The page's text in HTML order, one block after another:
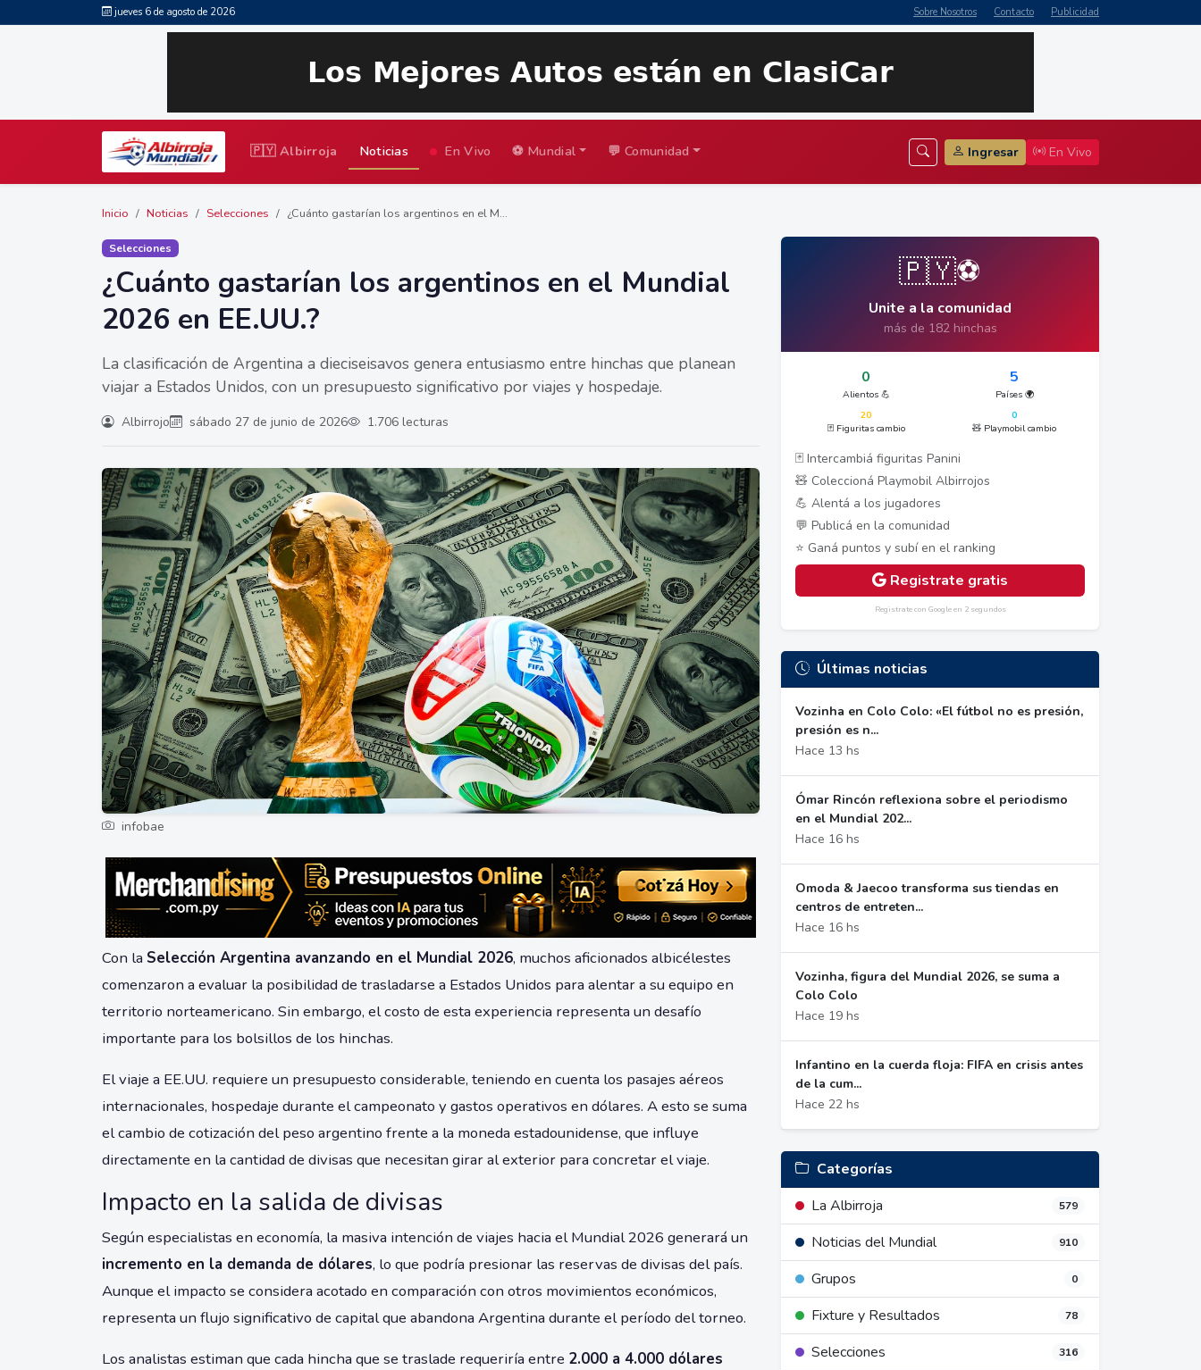
jueves 6 de agosto de 2026 Sobre Nosotros Contacto Publicidad
🇵🇾 Albirroja Noticias En Vivo ⚽ Mundial 💬 Comunidad Ingresar En Vivo
Inicio Noticias Selecciones ¿Cuánto gastarían los argentinos en el M...
Selecciones
¿Cuánto gastarían los argentinos en el Mundial
2026 en EE.UU.?
La clasificación de Argentina a dieciseisavos genera entusiasmo entre hinchas que planean
viajar a Estados Unidos, con un presupuesto significativo por viajes y hospedaje.
Albirrojo sábado 27 de junio de 2026 1.706 lecturas
infobae
Con la Selección Argentina avanzando en el Mundial 2026, muchos aficionados albicélestes
comenzaron a evaluar la posibilidad de trasladarse a Estados Unidos para alentar a su equipo en
territorio norteamericano. Sin embargo, el costo de esta experiencia representa un desafío
importante para los bolsillos de los hinchas.
El viaje a EE.UU. requiere un presupuesto considerable, teniendo en cuenta los pasajes aéreos
internacionales, hospedaje durante el campeonato y gastos operativos en dólares. A esto se suma
el cambio de cotización del peso argentino frente a la moneda estadounidense, que influye
directamente en la cantidad de divisas que necesitan girar al exterior para concretar el viaje.
Impacto en la salida de divisas
Según especialistas en economía, la masiva intención de viajes hacia el Mundial 2026 generará un
incremento en la demanda de dólares, lo que podría presionar las reservas de divisas del país.
Aunque el impacto se considera acotado en comparación con otros movimientos económicos,
representa un flujo significativo de capital que abandona Argentina durante el período del torneo.
Los analistas estiman que cada hincha que se traslade requeriría entre 2.000 a 4.000 dólares
🇵🇾⚽
Unite a la comunidad
más de 182 hinchas
0
Alientos 💪
5
Países 🌍
20
🃏 Figuritas cambio
0
🧸 Playmobil cambio
🃏 Intercambiá figuritas Panini
🧸 Coleccioná Playmobil Albirrojos
💪 Alentá a los jugadores
💬 Publicá en la comunidad
⭐ Ganá puntos y subí en el ranking
Registrate gratis
Registrate con Google en 2 segundos
Últimas noticias
Vozinha en Colo Colo: «El fútbol no es presión,
presión es n...
Hace 13 hs
Ómar Rincón reflexiona sobre el periodismo
en el Mundial 202...
Hace 16 hs
Omoda & Jaecoo transforma sus tiendas en
centros de entreten...
Hace 16 hs
Vozinha, figura del Mundial 2026, se suma a
Colo Colo
Hace 19 hs
Infantino en la cuerda floja: FIFA en crisis antes
de la cum...
Hace 22 hs
Categorías
La Albirroja
579
Noticias del Mundial 910
Grupos 0
Fixture y Resultados 78
Selecciones 316